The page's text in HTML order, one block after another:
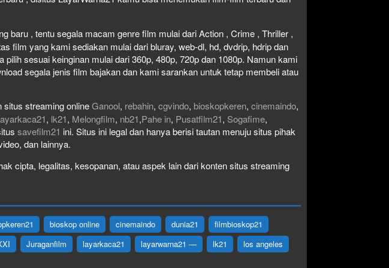
baru , tentu segala macam genre film mulai dari Action , Crime , Thriller ,
film yang kami sediakan mulai dari bluray, web-dl, hd, dvdrip, hdrip dan
sesuai keinginan mulai dari 360p, 480p, 720p dan 1080p. Namun kami
segala jenis film bajakan dan kami sarankan untuk tetap membeli atau
situs streaming onlineGanool, rebahin, cgvindo, bioskopkeren, cinemaindo,
, lk21, Melongfilm, nb21,Pahe in, Pusatfilm21, Sogafime,
savefilm21 ini. Situs ini legal dan hanya berisi tautan menuju situs pihak
dan lainnya.
cipta, legalitas, kesopanan, atau aspek lain dari konten situs streaming
bioskop online cinemaindo dunia21
filmbioskop21
Juraganfilm layarkaca21 layarwarna21 — lk21
los angeles